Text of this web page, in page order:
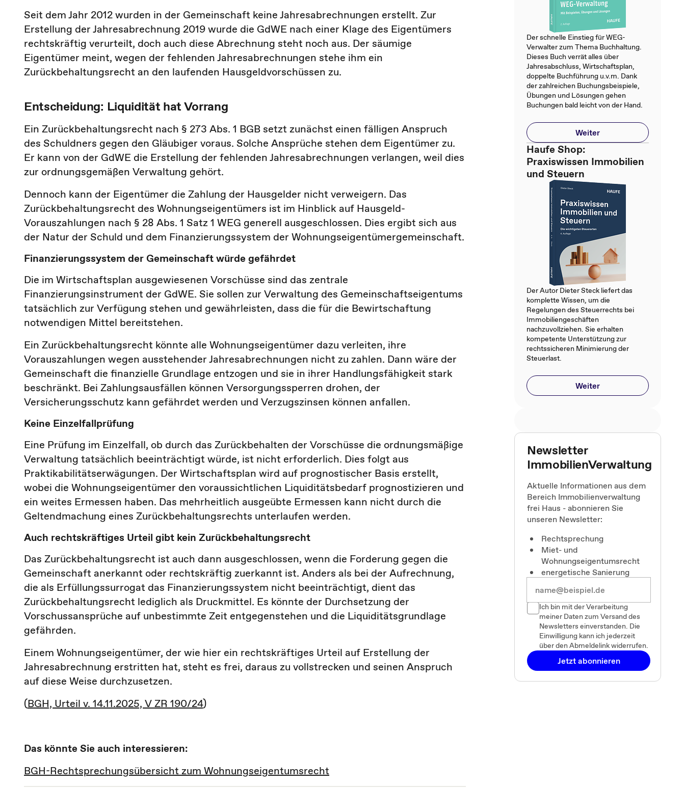
Seit dem Jahr 2012 wurden in der Gemeinschaft keine Jahresabrechnungen erstellt. Zur
Erstellung der Jahresabrechnung 2019 wurde die GdWE nach einer Klage des Eigentümers
rechtskräftig verurteilt, doch auch diese Abrechnung steht noch aus. Der säumige
Eigentümer meint, wegen der fehlenden Jahresabrechnungen stehe ihm ein
Zurückbehaltungsrecht an den laufenden Hausgeldvorschüssen zu.
Entscheidung: Liquidität hat Vorrang
Ein Zurückbehaltungsrecht nach § 273 Abs. 1 BGB setzt zunächst einen fälligen Anspruch
des Schuldners gegen den Gläubiger voraus. Solche Ansprüche stehen dem Eigentümer zu.
Er kann von der GdWE die Erstellung der fehlenden Jahresabrechnungen verlangen, weil dies
zur ordnungsgemäßen Verwaltung gehört.
Dennoch kann der Eigentümer die Zahlung der Hausgelder nicht verweigern. Das
Zurückbehaltungsrecht des Wohnungseigentümers ist im Hinblick auf Hausgeld-
Vorauszahlungen nach § 28 Abs. 1 Satz 1 WEG generell ausgeschlossen. Dies ergibt sich aus
der Natur der Schuld und dem Finanzierungssystem der Wohnungseigentümergemeinschaft.
Finanzierungssystem der Gemeinschaft würde gefährdet
Die im Wirtschaftsplan ausgewiesenen Vorschüsse sind das zentrale
Finanzierungsinstrument der GdWE. Sie sollen zur Verwaltung des Gemeinschaftseigentums
tatsächlich zur Verfügung stehen und gewährleisten, dass die für die Bewirtschaftung
notwendigen Mittel bereitstehen.
Ein Zurückbehaltungsrecht könnte alle Wohnungseigentümer dazu verleiten, ihre
Vorauszahlungen wegen ausstehender Jahresabrechnungen nicht zu zahlen. Dann wäre der
Gemeinschaft die finanzielle Grundlage entzogen und sie in ihrer Handlungsfähigkeit stark
beschränkt. Bei Zahlungsausfällen können Versorgungssperren drohen, der
Versicherungsschutz kann gefährdet werden und Verzugszinsen können anfallen.
Keine Einzelfallprüfung
Eine Prüfung im Einzelfall, ob durch das Zurückbehalten der Vorschüsse die ordnungsmäßige
Verwaltung tatsächlich beeinträchtigt würde, ist nicht erforderlich. Dies folgt aus
Praktikabilitätserwägungen. Der Wirtschaftsplan wird auf prognostischer Basis erstellt,
wobei die Wohnungseigentümer den voraussichtlichen Liquiditätsbedarf prognostizieren und
ein weites Ermessen haben. Das mehrheitlich ausgeübte Ermessen kann nicht durch die
Geltendmachung eines Zurückbehaltungsrechts unterlaufen werden.
Auch rechtskräftiges Urteil gibt kein Zurückbehaltungsrecht
Das Zurückbehaltungsrecht ist auch dann ausgeschlossen, wenn die Forderung gegen die
Gemeinschaft anerkannt oder rechtskräftig zuerkannt ist. Anders als bei der Aufrechnung,
die als Erfüllungssurrogat das Finanzierungssystem nicht beeinträchtigt, dient das
Zurückbehaltungsrecht lediglich als Druckmittel. Es könnte der Durchsetzung der
Vorschussansprüche auf unbestimmte Zeit entgegenstehen und die Liquiditätsgrundlage
gefährden.
Einem Wohnungseigentümer, der wie hier ein rechtskräftiges Urteil auf Erstellung der
Jahresabrechnung erstritten hat, steht es frei, daraus zu vollstrecken und seinen Anspruch
auf diese Weise durchzusetzen.
(BGH, Urteil v. 14.11.2025, V ZR 190/24)
Das könnte Sie auch interessieren:
BGH-Rechtsprechungsübersicht zum Wohnungseigentumsrecht
Der schnelle Einstieg für WEG-
Verwalter zum Thema Buchhaltung.
Dieses Buch verrät alles über
Jahresabschluss, Wirtschaftsplan,
doppelte Buchführung u.v.m. Dank
der zahlreichen Buchungsbeispiele,
Übungen und Lösungen gehen
Buchungen bald leicht von der Hand.
Weiter
Haufe Shop:
Praxiswissen Immobilien
und Steuern
Der Autor Dieter Steck liefert das
komplette Wissen, um die
Regelungen des Steuerrechts bei
Immobiliengeschäften
nachzuvollziehen. Sie erhalten
kompetente Unterstützung zur
rechtssicheren Minimierung der
Steuerlast.
Weiter
Newsletter
ImmobilienVerwaltung
Aktuelle Informationen aus dem
Bereich Immobilienverwaltung
frei Haus - abonnieren Sie
unseren Newsletter:
Rechtsprechung
Miet- und
Wohnungseigentumsrecht
energetische Sanierung
Ich bin mit der Verarbeitung
meiner Daten zum Versand des
Newsletters einverstanden. Die
Einwilligung kann ich jederzeit
über den Abmeldelink widerrufen.
Jetzt abonnieren